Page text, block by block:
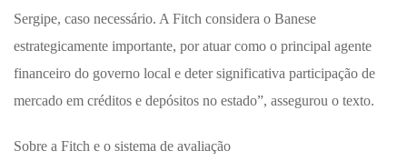
Sergipe, caso necessário. A Fitch considera o Banese
estrategicamente importante, por atuar como o principal agente
financeiro do governo local e deter significativa participação de
mercado em créditos e depósitos no estado”, assegurou o texto.
Sobre a Fitch e o sistema de avaliação